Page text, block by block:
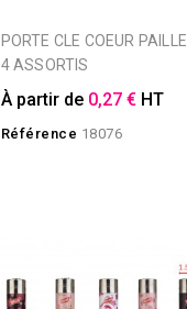
PORTE CLE COEUR PAILLETTE
4 ASSORTIS
À partir de 0,27 € HT
Référence 18076